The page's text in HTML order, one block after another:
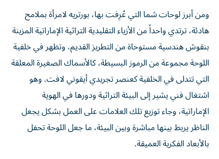
ومن أبرز لوحات شما التي عُرِفت بها، بورتريه لامرأة بملامح
هادئة، ترتدي واحداً من الأزياء التقليدية التراثية الإماراتية المزينة
بنقوش هندسية مستوحاة من التطريز القديم، وتظهر في خلفية
اللوحة مجموعة من الرموز البسيطة، كالأسماك الصغيرة المعلقة
التي تتدلى في الخلفية كعنصر تجريدي أيقوني لافت. وهو
اشتغال فني يشير إلى البيئة التراثية ودورها في الهوية
الإماراتية، وجاء توزيع تلك العلامات على العمل بشكل يجعل
الناظر يربط بينها مباشرة وبين البيئة، ما جعل اللوحة تحفل
بالأبعاد الفكرية العميقة.